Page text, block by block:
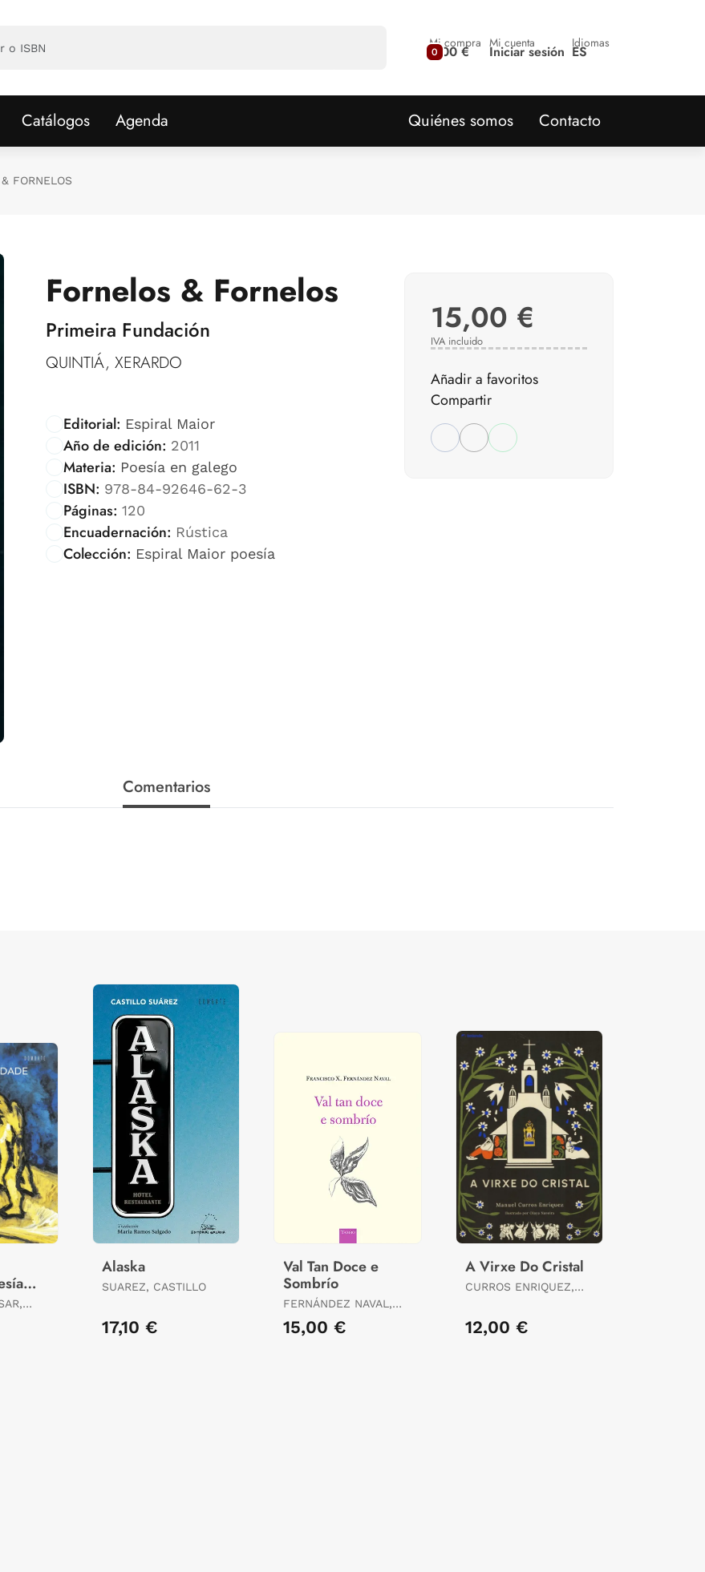
0
Mi compra
0,00 € Mi cuenta
Iniciar sesión Idiomas
ES
Catálogos Agenda Quiénes somos Contacto
FORNELOS
Fornelos & Fornelos
Primeira Fundación
QUINTIÁ, XERARDO
Editorial: Espiral Maior
Año de edición: 2011
Materia: Poesía en galego
ISBN: 978-84-92646-62-3
Páginas: 120
Encuadernación: Rústica
Colección: Espiral Maior poesía
15,00 €
IVA incluido
Añadir a favoritos
Compartir
Comentarios
Alaska
SUAREZ, CASTILLO
17,10 €
Val Tan Doce e
Sombrío
FERNÁNDEZ NAVAL,
15,00 €
A Virxe Do Cristal
CURROS ENRIQUEZ,
12,00 €